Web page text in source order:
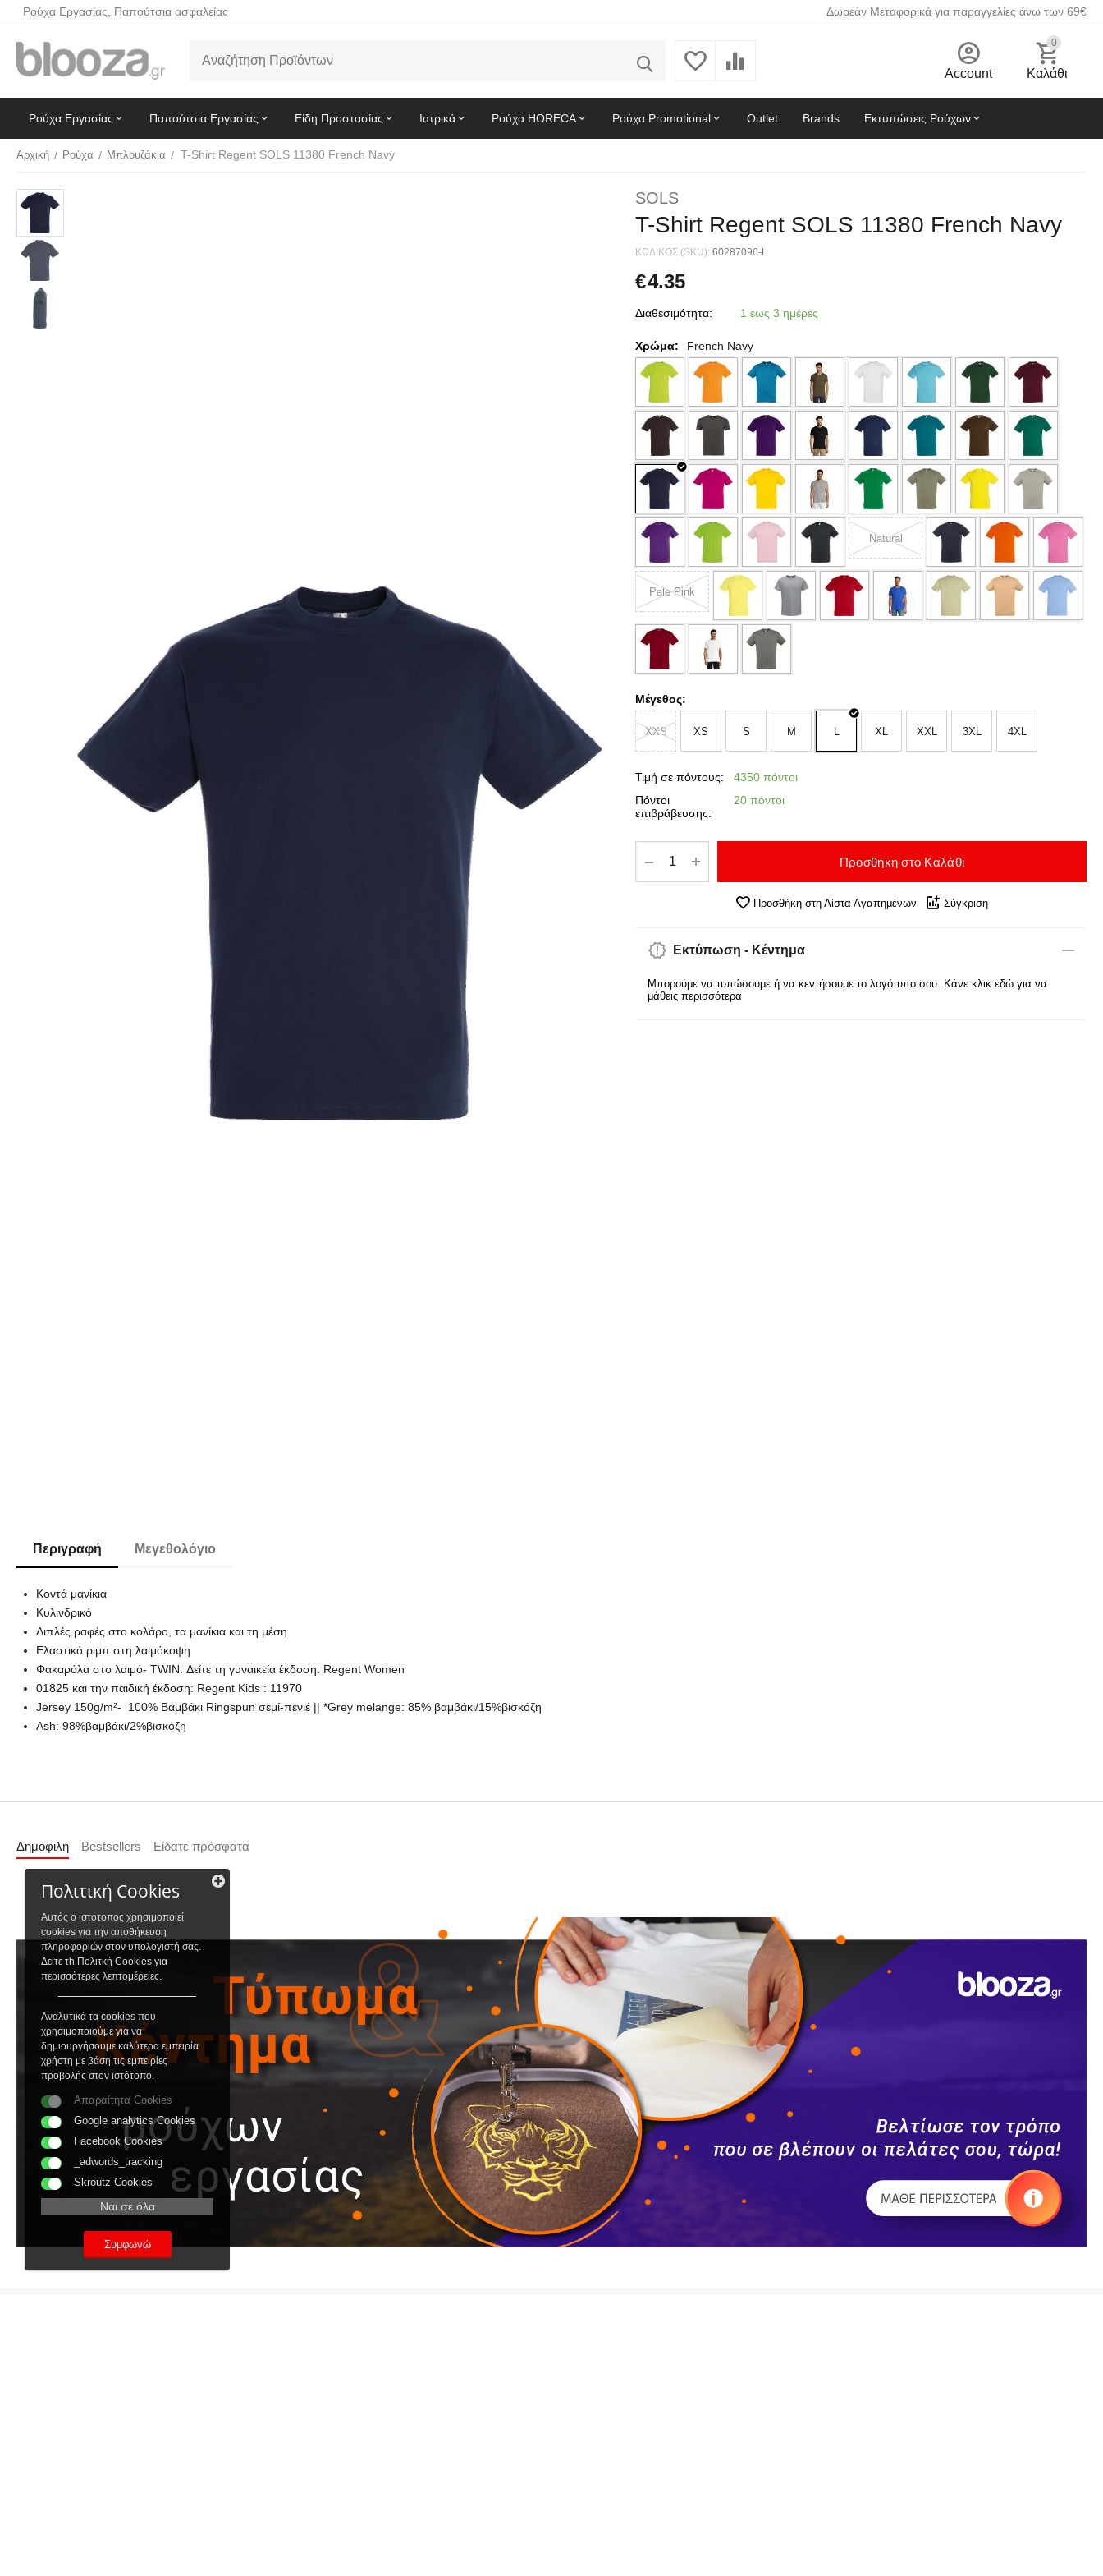
Ρούχα Εργασίας, Παπούτσια ασφαλείας Δωρεάν Μεταφορικά για παραγγελίες άνω των 69€
Account
0
Καλάθι
Ρούχα Εργασίας Παπούτσια Εργασίας Είδη Προστασίας Ιατρικά Ρούχα HORECA Ρούχα Promotional Outlet Brands Εκτυπώσεις Ρούχων
Αρχική / Ρούχα / Μπλουζάκια / T-Shirt Regent SOLS 11380 French Navy
SOLS
T-Shirt Regent SOLS 11380 French Navy
ΚΩΔΙΚΟΣ (SKU): 60287096-L
€4.35
Διαθεσιμότητα: 1 εως 3 ημέρες
Χρώμα: French Navy
Natural
Pale Pink
Μέγεθος:
XXS XS S M L XL XXL 3XL 4XL
Τιμή σε πόντους:
4350 πόντοι
Πόντοι
επιβράβευσης:
20 πόντοι
+
− Προσθήκη στο Καλάθι
Προσθήκη στη Λίστα Αγαπημένων Σύγκριση
Εκτύπωση - Κέντημα
Μπορούμε να τυπώσουμε ή να κεντήσουμε το λογότυπο σου. Κάνε κλικ εδώ για να
μάθεις περισσότερα
Περιγραφή Μεγεθολόγιο
Κοντά μανίκια
Κυλινδρικό
Διπλές ραφές στο κολάρο, τα μανίκια και τη μέση
Ελαστικό ριμπ στη λαιμόκοψη
Φακαρόλα στο λαιμό- TWIN: Δείτε τη γυναικεία έκδοση: Regent Women
01825 και την παιδική έκδοση: Regent Kids : 11970
Jersey 150g/m²- 100% Βαμβάκι Ringspun σεμί-πενιέ || *Grey melange: 85% βαμβάκι/15%βισκόζη
Ash: 98%βαμβάκι/2%βισκόζη
Δημοφιλή Bestsellers Είδατε πρόσφατα
Πολιτική Cookies
Αυτός ο ιστότοπος χρησιμοποιεί
cookies για την αποθήκευση
πληροφοριών στον υπολογιστή σας.
Δείτε τh Πολιτκή Cookies για
περισσότερες λεπτομέρειες.
Αναλυτικά τα cookies που
χρησιμοποιούμε για να
δημιουργήσουμε καλύτερα εμπειρία
χρήστη με βάση τις εμπειρίες
προβολής στον ιστότοπο.
Απαραίτητα Cookies
Google analytics Cookies
Facebook Cookies
_adwords_tracking
Skroutz Cookies
Ναι σε όλα
Συμφωνώ